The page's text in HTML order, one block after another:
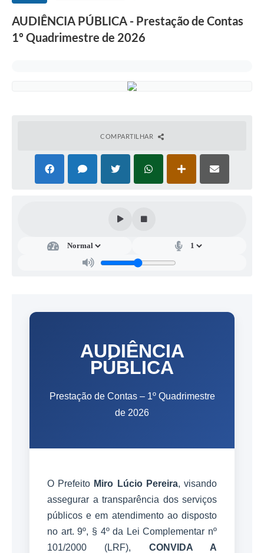
AUDIÊNCIA PÚBLICA - Prestação de Contas
1º Quadrimestre de 2026
COMPARTILHAR
AUDIÊNCIA
PÚBLICA
Prestação de Contas – 1º Quadrimestre
de 2026
O Prefeito Miro Lúcio Pereira, visando
assegurar a transparência dos serviços
públicos e em atendimento ao disposto
no art. 9º, § 4º da Lei Complementar nº
101/2000 (LRF), CONVIDA A